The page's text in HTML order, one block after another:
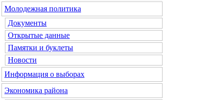
Молодежная политика
Документы
Открытые данные
Памятки и буклеты
Новости
Информация о выборах
Экономика района